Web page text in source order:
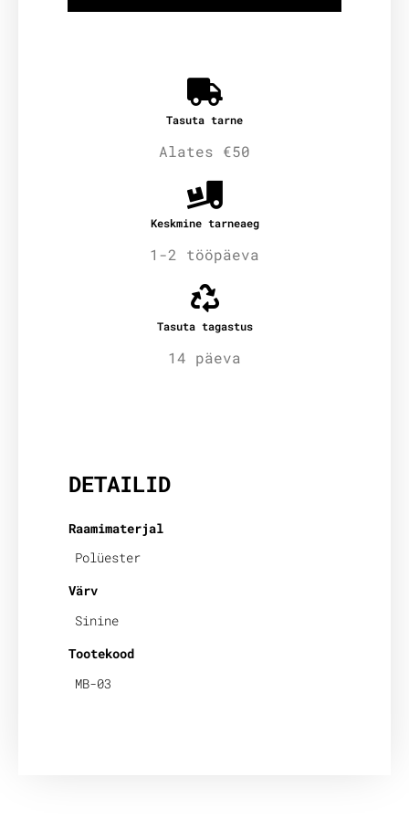
Tasuta tarne
Alates €50
Keskmine tarneaeg
1-2 tööpäeva
Tasuta tagastus
14 päeva
DETAILID
Raamimaterjal
Polüester
Värv
Sinine
Tootekood
MB-03